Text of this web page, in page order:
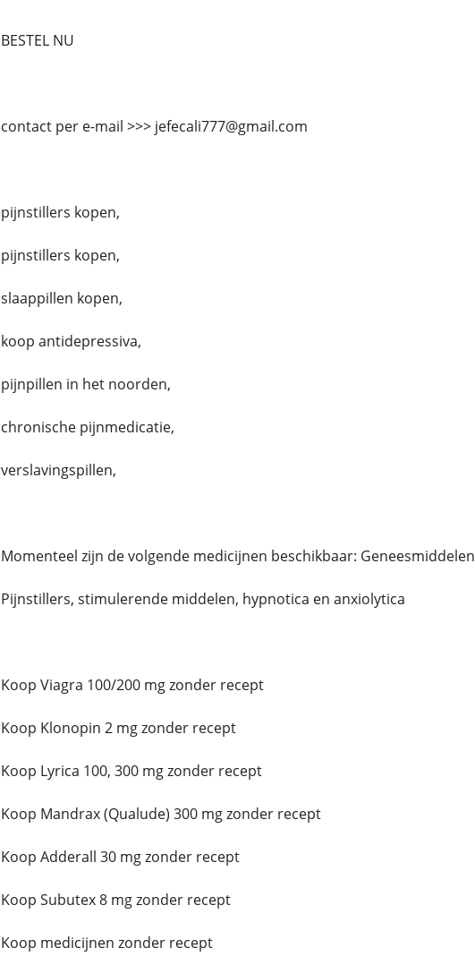
BESTEL NU
contact per e-mail >>> jefecali777@gmail.com
pijnstillers kopen,
pijnstillers kopen,
slaappillen kopen,
koop antidepressiva,
pijnpillen in het noorden,
chronische pijnmedicatie,
verslavingspillen,
Momenteel zijn de volgende medicijnen beschikbaar: Geneesmiddelen
Pijnstillers, stimulerende middelen, hypnotica en anxiolytica
Koop Viagra 100/200 mg zonder recept
Koop Klonopin 2 mg zonder recept
Koop Lyrica 100, 300 mg zonder recept
Koop Mandrax (Qualude) 300 mg zonder recept
Koop Adderall 30 mg zonder recept
Koop Subutex 8 mg zonder recept
Koop medicijnen zonder recept